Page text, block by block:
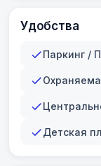
Удобства
Паркинг /
Детская